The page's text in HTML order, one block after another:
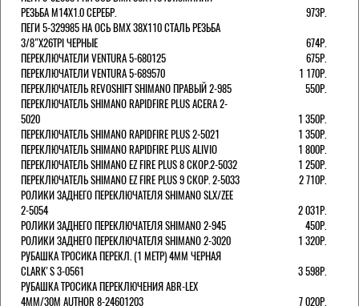
РЕЗЬБА М14Х1.0 СЕРЕБР.
973Р.
ПЕГИ 5-329985 НА ОСЬ BMX 38Х110 СТАЛЬ РЕЗЬБА
3/8"Х26TPI ЧЕРНЫЕ
674Р.
ПЕРЕКЛЮЧАТЕЛИ VENTURA 5-680125
675Р.
ПЕРЕКЛЮЧАТЕЛИ VENTURA 5-689570
1 170Р.
ПЕРЕКЛЮЧАТЕЛЬ REVOSHIFT SHIMANO ПРАВЫЙ 2-985
550Р.
ПЕРЕКЛЮЧАТЕЛЬ SHIMANO RAPIDFIRE PLUS ACERA 2-
5020
1 350Р.
ПЕРЕКЛЮЧАТЕЛЬ SHIMANO RAPIDFIRE PLUS 2-5021
1 350Р.
ПЕРЕКЛЮЧАТЕЛЬ SHIMANO RAPIDFIRE PLUS ALIVIO
1 800Р.
ПЕРЕКЛЮЧАТЕЛЬ SHIMANO EZ FIRE PLUS 8 СКОР.2-5032
1 250Р.
ПЕРЕКЛЮЧАТЕЛЬ SHIMANO EZ FIRE PLUS 9 СКОР. 2-5033
2 710Р.
РОЛИКИ ЗАДНЕГО ПЕРЕКЛЮЧАТЕЛЯ SHIMANO SLX/ZEE
2-5054
2 031Р.
РОЛИКИ ЗАДНЕГО ПЕРЕКЛЮЧАТЕЛЯ SHIMANO 2-945
450Р.
РОЛИКИ ЗАДНЕГО ПЕРЕКЛЮЧАТЕЛЯ SHIMANO 2-3020
1 320Р.
РУБАШКА ТРОСИКА ПЕРЕКЛ. (1 МЕТР) 4ММ ЧЕРНАЯ
СLARK'S 3-0561
3 598Р.
РУБАШКА ТРОСИКА ПЕРЕКЛЮЧЕНИЯ ABR-LEX
4MM/30M AUTHOR 8-24601203
7 020Р.